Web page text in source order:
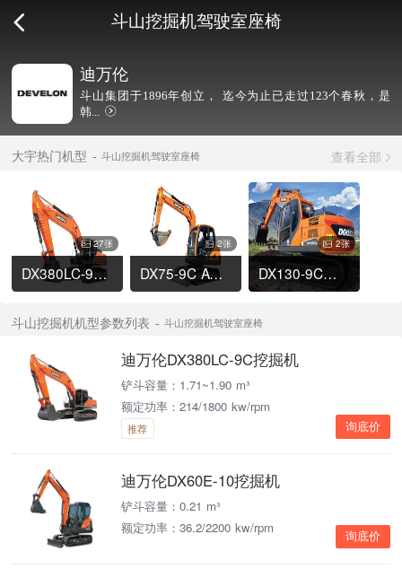
斗山挖掘机驾驶室座椅
迪万伦
斗山集团于1896年创立， 迄今为止已走过123个春秋，是
韩...
大宇热门机型 斗山挖掘机驾驶室座椅 查看全部
27张
DX380LC-9C挖掘机
2张
DX75-9C ACE挖掘机
2张
DX130-9C挖掘机
斗山挖掘机机型参数列表 斗山挖掘机驾驶室座椅
迪万伦DX380LC-9C挖掘机
铲斗容量：1.71~1.90 m³
额定功率：214/1800 kw/rpm
推荐 询底价
迪万伦DX60E-10挖掘机
铲斗容量：0.21 m³
额定功率：36.2/2200 kw/rpm
询底价